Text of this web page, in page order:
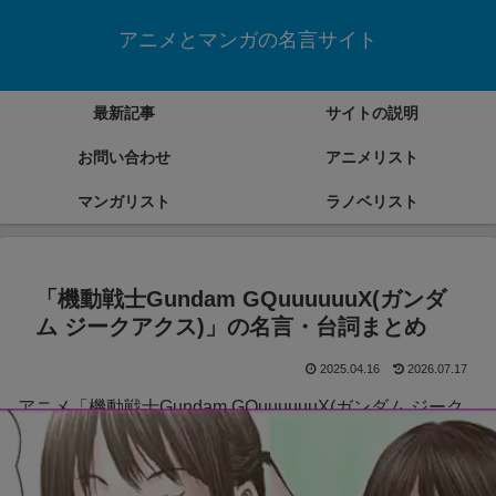
アニメとマンガの名言サイト
最新記事 サイトの説明
お問い合わせ アニメリスト
マンガリスト ラノベリスト
「機動戦士Gundam GQuuuuuuX(ガンダ
ム ジークアクス)」の名言・台詞まとめ
2025.04.16 2026.07.17
アニメ「機動戦士Gundam GQuuuuuuX(ガンダム ジーク
アクス)」の名言・台詞をまとめていきます。